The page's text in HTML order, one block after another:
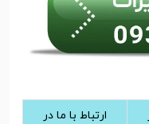
ارتباط با ما در